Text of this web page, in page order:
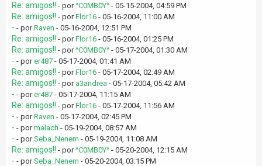
Re: amigos!! - por^C0MB0Y^ - 05-15-2004, 04:59 PM
Re: amigos!! - porFlor16 - 05-16-2004, 11:00 AM
- - porRaven - 05-16-2004, 12:51 PM
Re: amigos!! - porFlor16 - 05-16-2004, 01:25 PM
Re: amigos!! - por^C0MB0Y^ - 05-17-2004, 01:30 AM
- - porer487 - 05-17-2004, 01:41 AM
Re: amigos!! - porFlor16 - 05-17-2004, 02:49 AM
Re: amigos!! - por a3andrea - 05-17-2004, 05:42 AM
- - porer487 - 05-17-2004, 11:15 AM
Re: amigos!! - porFlor16 - 05-17-2004, 11:56 AM
- - porRaven - 05-17-2004, 02:45 PM
- - pormalach - 05-19-2004, 08:57 AM
- - porSeba_Nenem - 05-19-2004, 11:08 AM
Re: amigos!! - por^C0MB0Y^ - 05-20-2004, 12:15 AM
- - porSeba_Nenem - 05-20-2004, 03:15 PM